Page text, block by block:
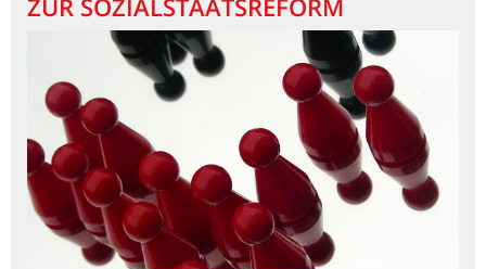
ZUR SOZIALSTAATSREFORM